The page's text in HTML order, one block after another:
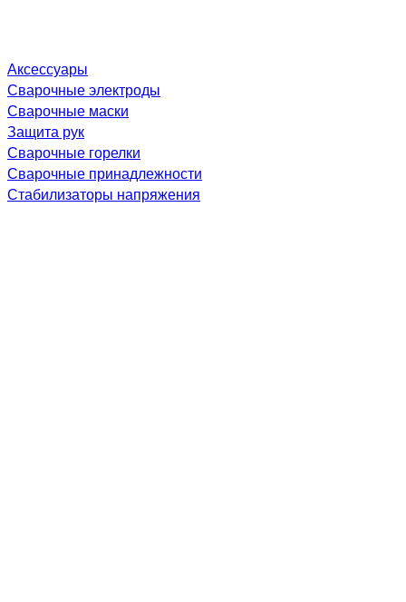
Аксессуары
Сварочные электроды
Сварочные маски
Защита рук
Сварочные горелки
Сварочные принадлежности
Стабилизаторы напряжения